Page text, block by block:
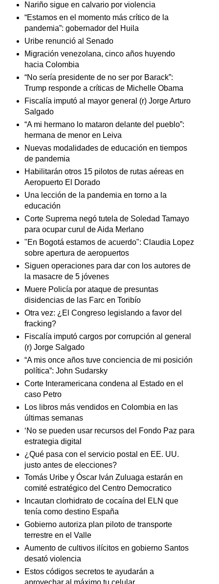
Nariño sigue en calvario por violencia
“Estamos en el momento más crítico de la
pandemia”: gobernador del Huila
Uribe renunció al Senado
Migración venezolana, cinco años huyendo
hacia Colombia
“No sería presidente de no ser por Barack”:
Trump responde a críticas de Michelle Obama
Fiscalía imputó al mayor general (r) Jorge Arturo
Salgado
“A mi hermano lo mataron delante del pueblo”:
hermana de menor en Leiva
Nuevas modalidades de educación en tiempos
de pandemia
Habilitarán otros 15 pilotos de rutas aéreas en
Aeropuerto El Dorado
Una lección de la pandemia en torno a la
educación
Corte Suprema negó tutela de Soledad Tamayo
para ocupar curul de Aida Merlano
"En Bogotá estamos de acuerdo": Claudia Lopez
sobre apertura de aeropuertos
Siguen operaciones para dar con los autores de
la masacre de 5 jóvenes
Muere Policía por ataque de presuntas
disidencias de las Farc en Toribío
Otra vez: ¿El Congreso legislando a favor del
fracking?
Fiscalía imputó cargos por corrupción al general
(r) Jorge Salgado
“A mis once años tuve conciencia de mi posición
política”: John Sudarsky
Corte Interamericana condena al Estado en el
caso Petro
Los libros más vendidos en Colombia en las
últimas semanas
‘No se pueden usar recursos del Fondo Paz para
estrategia digital
¿Qué pasa con el servicio postal en EE. UU.
justo antes de elecciones?
Tomás Uribe y Óscar Iván Zuluaga estarán en
comité estratégico del Centro Democratico
Incautan clorhidrato de cocaína del ELN que
tenía como destino España
Gobierno autoriza plan piloto de transporte
terrestre en el Valle
Aumento de cultivos ilícitos en gobierno Santos
desató violencia
Estos códigos secretos te ayudarán a